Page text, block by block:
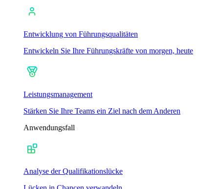
Entwicklung von Führungsqualitäten
Entwickeln Sie Ihre Führungskräfte von morgen, heute
Leistungsmanagement
Stärken Sie Ihre Teams ein Ziel nach dem Anderen
Anwendungsfall
Analyse der Qualifikationslücke